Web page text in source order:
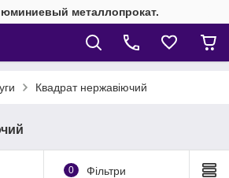
металлопрокат.
Квадрат нержавіючий
0 Фільтри